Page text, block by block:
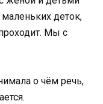
деток,
Мы с
о чём речь,